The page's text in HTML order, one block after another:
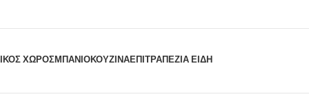
ΧΩΡΟΣΜΠΆΝΙΟΚΟΥΖΊΝΑΕΠΙΤΡΑΠΈΖΙΑ ΕΊΔΗ